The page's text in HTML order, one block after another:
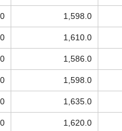
1,598.0
1,610.0
1,586.0
1,598.0
1,635.0
1,620.0